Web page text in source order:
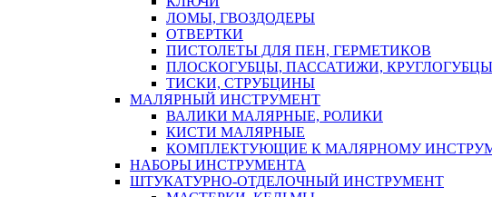
ЛОМЫ, ГВОЗДОДЕРЫ
ОТВЕРТКИ
ПИСТОЛЕТЫ ДЛЯ ПЕН, ГЕРМЕТИКОВ
ПЛОСКОГУБЦЫ, ПАССАТИЖИ, КРУГЛОГУБЦЫ
ТИСКИ, СТРУБЦИНЫ
МАЛЯРНЫЙ ИНСТРУМЕНТ
ВАЛИКИ МАЛЯРНЫЕ, РОЛИКИ
КИСТИ МАЛЯРНЫЕ
КОМПЛЕКТУЮЩИЕ К МАЛЯРНОМУ
НАБОРЫ ИНСТРУМЕНТА
ШТУКАТУРНО-ОТДЕЛОЧНЫЙ ИНСТРУМЕНТ